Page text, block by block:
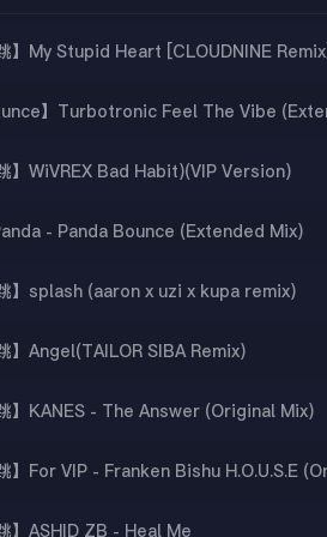
跳】My Stupid Heart [CLOUDNINE Remix]
跳】WiVREX Bad Habit)(VIP Version)
- Panda Bounce (Extended Mix)
跳】splash (aaron x uzi x kupa remix)
】Angel(TAILOR SIBA Remix)
跳】KANES - The Answer (Original Mix)
】ASHID ZB - Heal Me